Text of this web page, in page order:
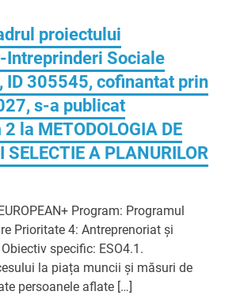
proiectului
Intreprinderi Sociale
ID 305545, cofinantat prin
s-a publicat
la METODOLOGIA DE
SELECTIE A PLANURILOR
Program: Programul
Prioritate 4: Antreprenoriat și
specific: ESO4.1.
la piața muncii și măsuri de
persoanele aflate […]